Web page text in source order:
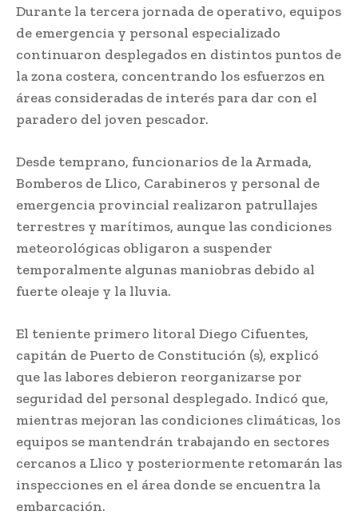
Durante la tercera jornada de operativo, equipos
de emergencia y personal especializado
continuaron desplegados en distintos puntos de
la zona costera, concentrando los esfuerzos en
áreas consideradas de interés para dar con el
paradero del joven pescador.
Desde temprano, funcionarios de la Armada,
Bomberos de Llico, Carabineros y personal de
emergencia provincial realizaron patrullajes
terrestres y marítimos, aunque las condiciones
meteorológicas obligaron a suspender
temporalmente algunas maniobras debido al
fuerte oleaje y la lluvia.
El teniente primero litoral Diego Cifuentes,
capitán de Puerto de Constitución (s), explicó
que las labores debieron reorganizarse por
seguridad del personal desplegado. Indicó que,
mientras mejoran las condiciones climáticas, los
equipos se mantendrán trabajando en sectores
cercanos a Llico y posteriormente retomarán las
inspecciones en el área donde se encuentra la
embarcación.